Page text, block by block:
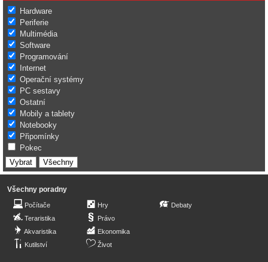
Hardware
Periferie
Multimédia
Software
Programování
Internet
Operační systémy
PC sestavy
Ostatní
Mobily a tablety
Notebooky
Připomínky
Pokec
Všechny poradny
Počítače
Teraristika
Akvaristika
Kutilství
Hry
Právo
Ekonomika
Život
Debaty